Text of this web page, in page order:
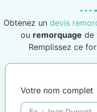
Obtenez un devis
ou remorquage de
Remplissez ce
Votre nom complet